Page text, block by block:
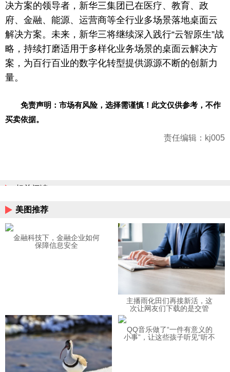
决方案的领导者，新华三集团已在医疗、教育、政
府、 金融、能源、运营商等全行业多场景落地桌面云
解决方案。未来，新华三将继续深入践行“云智原生”战
略，持续打磨适用于多样化业务场景的桌面云解决方
案，为百行百业的数字化转型提供源源不断的创新力
量。
免责声明：市场有风险，选择需谨慎！此文仅供参考，不作
买卖依据。
责任编辑：kj005
相关阅读
美图推荐
金融科技下，金融企业如何
保障信息安全
主播雨化田们再接新活，这
次让网友们下载的是交管
QQ音乐做了“一件有意义的
小事”，让这些孩子听见“听不